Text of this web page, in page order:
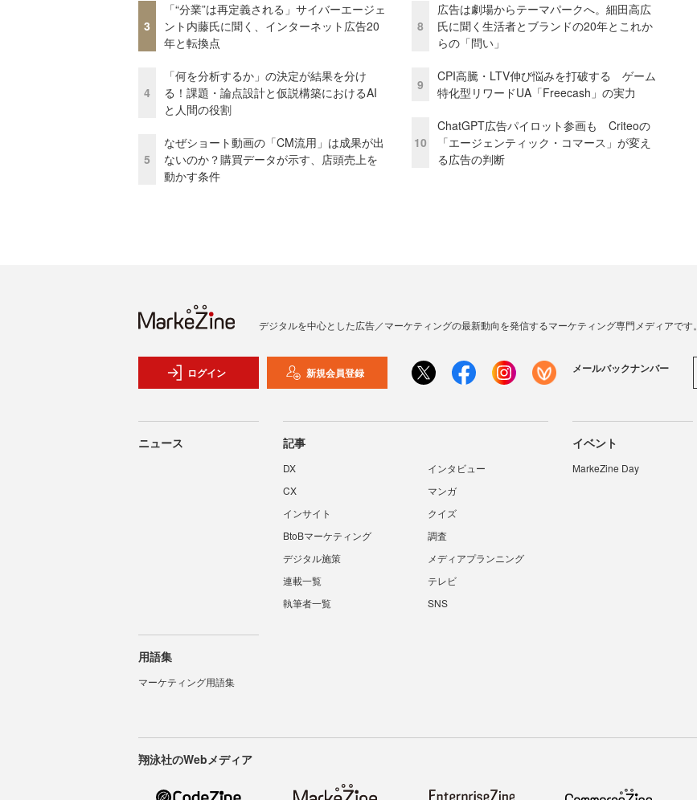
3
「“分業”は再定義される」サイバーエージェ
ント内藤氏に聞く、インターネット広告20
年と転換点
4
「何を分析するか」の決定が結果を分け
る！課題・論点設計と仮説構築におけるAI
と人間の役割
5
なぜショート動画の「CM流用」は成果が出
ないのか？購買データが示す、店頭売上を
動かす条件
8
広告は劇場からテーマパークへ。細田高広
氏に聞く生活者とブランドの20年とこれか
らの「問い」
9
CPI高騰・LTV伸び悩みを打破する ゲーム
特化型リワードUA「Freecash」の実力
10
ChatGPT広告パイロット参画も Criteoの
「エージェンティック・コマース」が変え
る広告の判断
デジタルを中心とした広告／マーケティングの最新動向を発信するマーケティング専門メディアです。
ログイン 新規会員登録 メールバックナンバー
ニュース 記事
DX
インタビュー
CX
マンガ
インサイト
クイズ
BtoBマーケティング
調査
デジタル施策
メディアプランニング
連載一覧
テレビ
執筆者一覧
SNS
イベント
MarkeZine Day
用語集
マーケティング用語集
翔泳社のWebメディア